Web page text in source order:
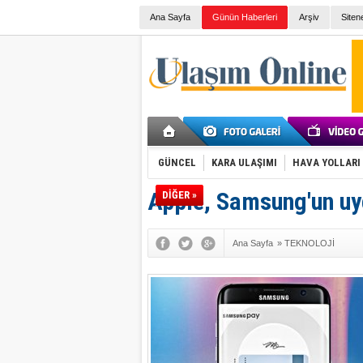
Ana Sayfa Günün Haberleri Arşiv
GÜNCEL KARA ULAŞIMI HAVA YOLLARI
DİĞER »
Apple, Samsung'un
Ana Sayfa » TEKNOLOJİ